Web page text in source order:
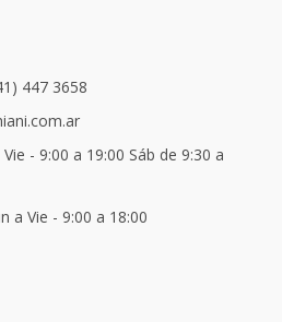
447 3658
- 9:00 a 19:00 Sáb de 9:30 a
a Vie - 9:00 a 18:00